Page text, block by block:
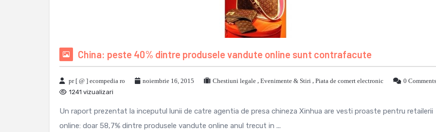
China: peste 40% dintre produsele vandute online sunt contrafacute
pr [ @ ] ecompedia ro noiembrie 16, 2015 Chestiuni legale , Evenimente & Stiri , Piata de comert electronic
0 Comments
1241 vizualizari
Un raport prezentat la inceputul lunii de catre agentia de presa chineza Xinhua are vesti proaste pentru retailerii
online: doar 58,7% dintre produsele vandute online anul trecut in ...